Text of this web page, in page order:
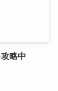
略中